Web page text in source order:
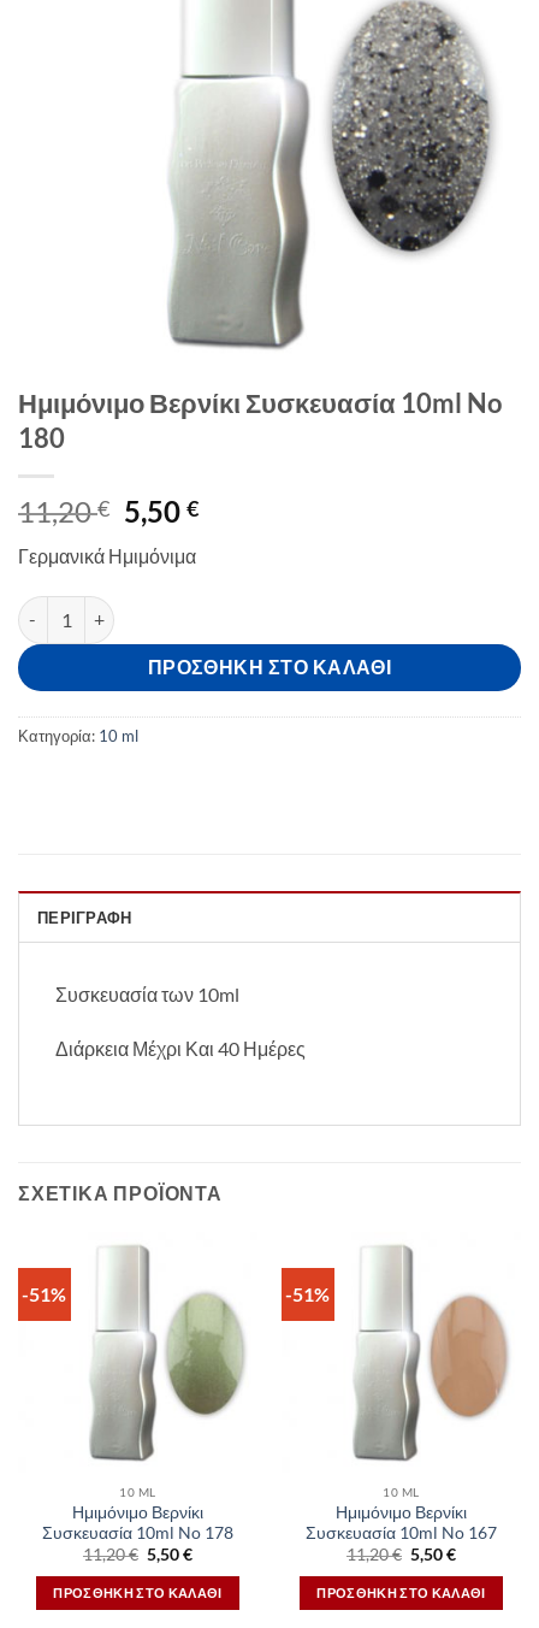
Ημιμόνιμο Βερνίκι Συσκευασία 10ml No
180
11,20€ Original
price
was:
5,50€Η
Γερμανικά Ημιμόνιμα
Ημιμόνιμο Βερνίκι Συσκευασία 10ml No 180 ποσότητα
ΠΡΟΣΘΉΚΗ ΣΤΟ ΚΑΛΆΘΙ
Κατηγορία: 10 ml
ΠΕΡΙΓΡΑΦΉ
Συσκευασία των 10ml
Διάρκεια Μέχρι Και 40 Ημέρες
ΣΧΕΤΙΚΆ ΠΡΟΪΌΝΤΑ
-51%
10 ML
Ημιμόνιμο Βερνίκι
Συσκευασία 10ml No 178
11,20€ Original
price
was:
11,20 €.
5,50€Η
τιμή
είναι:
5,50 €.
ΠΡΟΣΘΉΚΗ ΣΤΟ ΚΑΛΆΘΙ
-51%
10 ML
Ημιμόνιμο Βερνίκι
Συσκευασία 10ml No 167
11,20€ Original
price
was:
11,20 €.
5,50€Η
τιμή
είναι:
5,50 €.
ΠΡΟΣΘΉΚΗ ΣΤΟ ΚΑΛΆΘΙ